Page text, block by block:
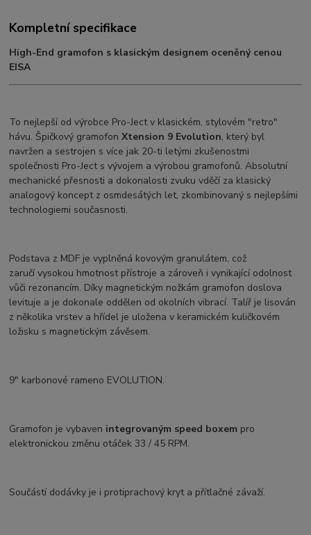
Kompletní specifikace
High-End gramofon s klasickým designem oceněný cenou
EISA
To nejlepší od výrobce Pro-Ject v klasickém, stylovém "retro"
hávu. Špičkový gramofonXtension 9 Evolution, který byl
navržen a sestrojen s více jak 20-ti letými zkušenostmi
společnosti Pro-Ject s vývojem a výrobou gramofonů. Absolutní
mechanické přesnosti a dokonalosti zvuku vděčí za klasický
analogový koncept z osmdesátých let, zkombinovaný s nejlepšími
technologiemi současnosti.
Podstava z MDF je vyplněná kovovým granulátem, což
zaručí vysokou hmotnost přístroje a zároveň i vynikající odolnost
vůči rezonancím. Díky magnetickým nožkám gramofon doslova
levituje a je dokonale oddělen od okolních vibrací. Talíř je lisován
z několika vrstev a hřídel je uložena v keramickém kuličkovém
ložisku s magnetickým závěsem.
9" karbonové rameno EVOLUTION.
Gramofon je vybaven integrovaným speed boxem pro
elektronickou změnu otáček 33 / 45 RPM.
Součástí dodávky je i protiprachový kryt a přítlačné závaží.